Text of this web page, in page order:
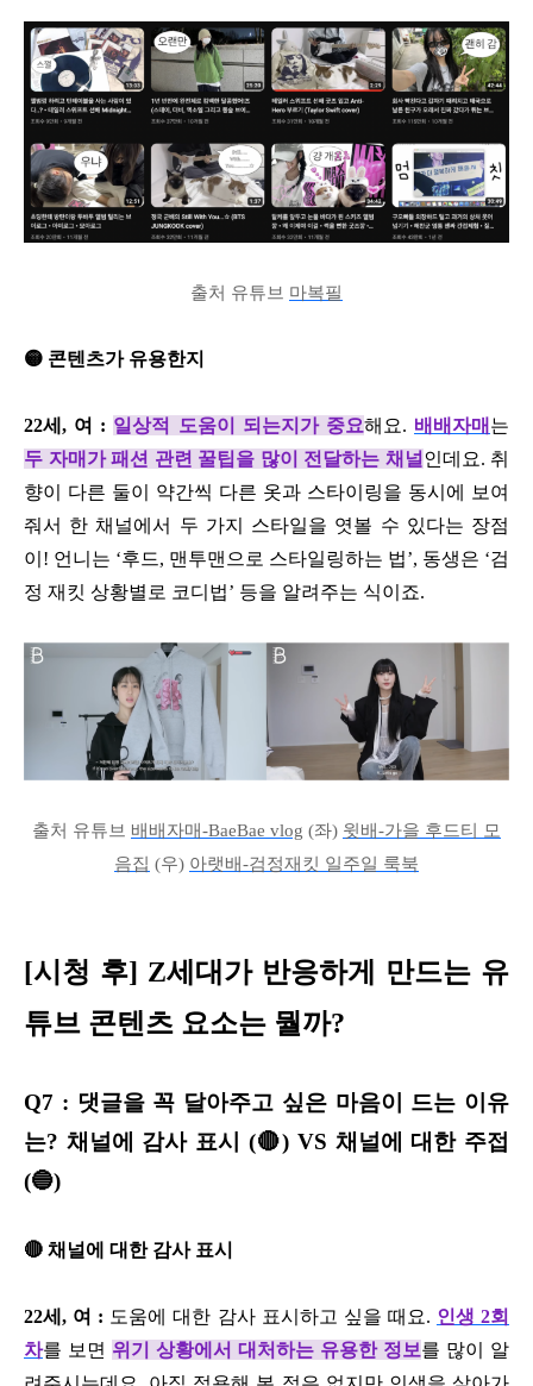
출처 유튜브 마복필
🟡 콘텐츠가 유용한지
22세, 여 : 일상적 도움이 되는지가 중요해요. 배배자매 는
두 자매가 패션 관련 꿀팁을 많이 전달하는 채널 인데요. 취
향이 다른 둘이 약간씩 다른 옷과 스타이링을 동시에 보여
줘서 한 채널에서 두 가지 스타일을 엿볼 수 있다는 장점
이! 언니는 ‘후드, 맨투맨으로 스타일링하는 법’, 동생은 ‘검
정 재킷 상황별로 코디법’ 등을 알려주는 식이죠.
출처 유튜브 배배자매-BaeBae vlog (좌) 윗배-가을 후드티 모
음집 (우) 아랫배-검정재킷 일주일 룩북
[시청 후] Z세대가 반응하게 만드는 유
튜브 콘텐츠 요소는 뭘까?
Q7 : 댓글을 꼭 달아주고 싶은 마음이 드는 이유
는? 채널에 감사 표시 (🔴) VS 채널에 대한 주접
(🔵)
🔴 채널에 대한 감사 표시
22세, 여 : 도움에 대한 감사 표시하고 싶을 때요. 인생 2회
차를 보면 위기 상황에서 대처하는 유용한 정보를 많이 알